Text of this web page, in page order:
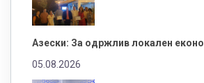
Азески: За одржлив локален
05.08.2026